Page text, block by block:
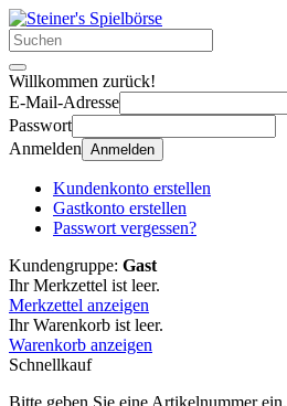
Willkommen zurück!
E-Mail-Adresse
Passwort
Anmelden Anmelden
Kundenkonto erstellen
Gastkonto erstellen
Passwort vergessen?
Kundengruppe: Gast
Ihr Merkzettel ist leer.
Merkzettel anzeigen
Ihr Warenkorb ist leer.
Warenkorb anzeigen
Schnellkauf
Bitte geben Sie eine Artikelnummer ein.